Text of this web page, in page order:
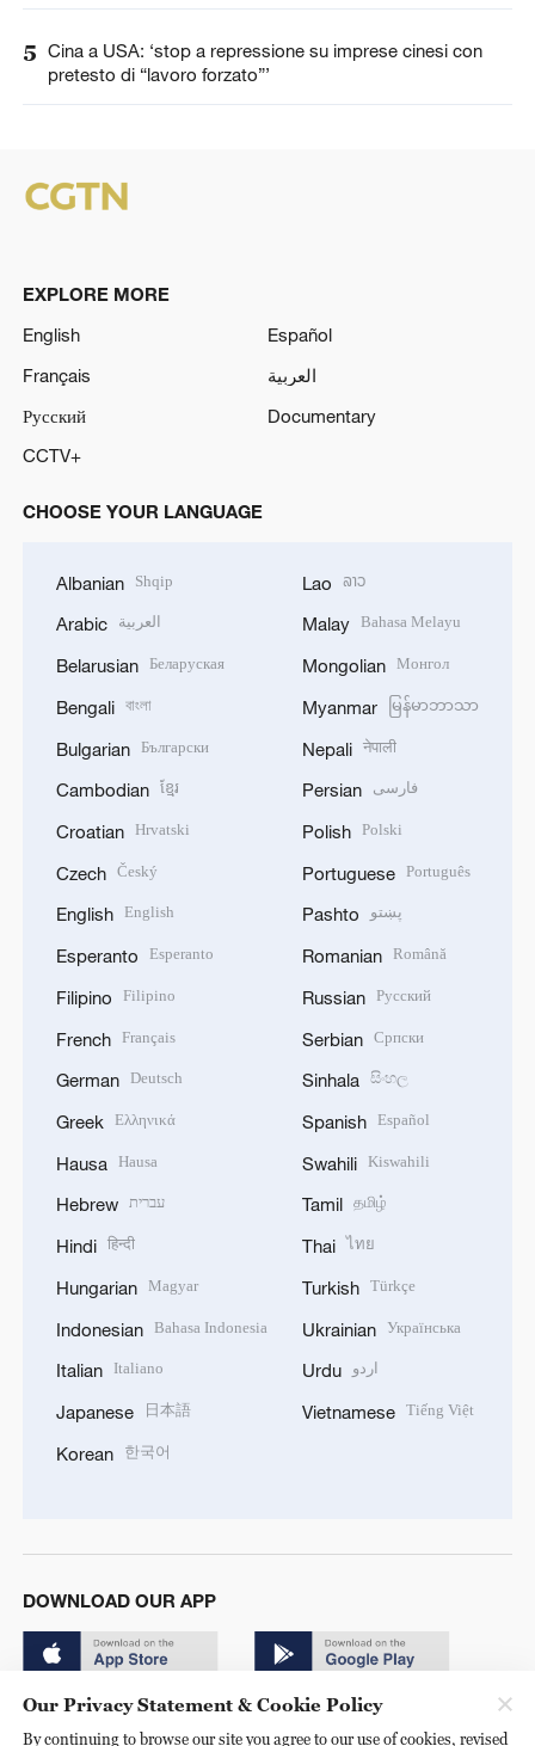
5 Cina a USA: ‘stop a repressione su imprese cinesi con
pretesto di “lavoro forzato”’
EXPLORE MORE
English
Español
Français
العربية
Русский
Documentary
CCTV+
CHOOSE YOUR LANGUAGE
Albanian Shqip
Arabic العربية
Belarusian Беларуская
Bengali বাংলা
Bulgarian Български
Cambodian ខ្មែរ
Croatian Hrvatski
Czech Český
English English
Esperanto Esperanto
Filipino Filipino
French Français
German Deutsch
Greek Ελληνικά
Hausa Hausa
Hebrew עברית
Hindi हिन्दी
Hungarian Magyar
Indonesian Bahasa Indonesia
Italian Italiano
Japanese 日本語
Korean 한국어
Lao ລາວ
Malay Bahasa Melayu
Mongolian Монгол
Myanmar မြန်မာဘာသာ
Nepali नेपाली
Persian فارسی
Polish Polski
Portuguese Português
Pashto پښتو
Romanian Română
Russian Русский
Serbian Српски
Sinhala සිංහල
Spanish Español
Swahili Kiswahili
Tamil தமிழ்
Thai ไทย
Turkish Türkçe
Ukrainian Українська
Urdu اردو
Vietnamese Tiếng Việt
DOWNLOAD OUR APP
Our Privacy Statement & Cookie Policy
By continuing to browse our site you agree to our use of cookies, revised